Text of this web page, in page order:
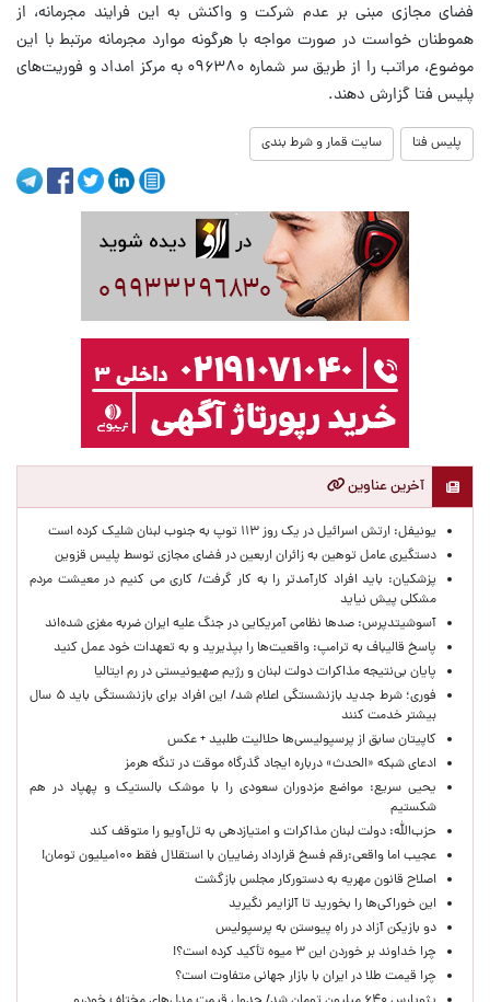
فضای مجازی مبنی بر عدم شرکت و واکنش به این فرایند مجرمانه، از
هموطنان خواست در صورت مواجه با هرگونه موارد مجرمانه مرتبط با این
موضوع، مراتب را از طریق سر شماره ۰۹۶۳۸۰ به مرکز امداد و فوریت‌های
پلیس فتا گزارش دهند.
پلیس فتا سایت قمار و شرط بندی
آخرین عناوین
یونیفل: ارتش اسرائیل در یک روز ۱۱۳ توپ به جنوب لبنان شلیک کرده است
دستگیری عامل توهین به زائران اربعین در فضای مجازی توسط پلیس قزوین
پزشکیان: باید افراد کارآمدتر را به کار گرفت/ کاری می کنیم در معیشت مردم
مشکلی پیش نیاید
آسوشیتدپرس: صدها نظامی آمریکایی در جنگ علیه ایران ضربه مغزی شده‌اند
پاسخ قالیباف به ترامپ: واقعیت‌ها را بپذیرید و به تعهدات خود عمل کنید
پایان بی‌نتیجه مذاکرات دولت لبنان و رژیم صهیونیستی در رم ایتالیا
فوری؛ شرط جدید بازنشستگی اعلام شد/ این افراد برای بازنشستگی باید ۵ سال
بیشتر خدمت کنند
کاپیتان سابق از پرسپولیسی‌ها حلالیت طلبید + عکس
ادعای شبکه «الحدث» درباره ایجاد گذرگاه موقت در تنگه هرمز
یحیی سریع: مواضع مزدوران سعودی را با موشک بالستیک و پهپاد در هم
شکستیم
حزب‌الله: دولت لبنان مذاکرات و امتیازدهی به تل‌آویو را متوقف کند
عجیب اما واقعی:رقم فسخ قرارداد رضاییان با استقلال فقط ۱۰۰میلیون تومان!
اصلاح قانون مهریه به دستورکار مجلس بازگشت
این خوراکی‌ها را بخورید تا آلزایمر نگیرید
دو بازیکن آزاد در راه پیوستن به پرسپولیس
چرا خداوند بر خوردن این ۳ میوه تأکید کرده است؟!
چرا قیمت طلا در ایران با بازار جهانی متفاوت است؟